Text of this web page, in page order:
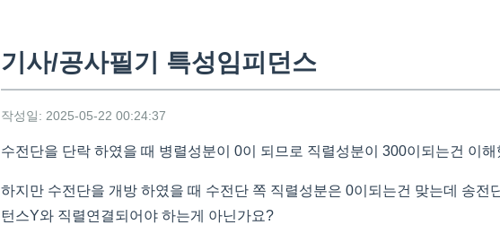
기사/공사필기 특성임피던스
작성일: 2025-05-22 00:24:37
수전단을 단락 하였을 때 병렬성분이 0이 되므로 직렬성분이 300이되는건 이해
하지만 수전단을 개방 하였을 때 수전단 쪽 직렬성분은 0이되는건 맞는데 송전
턴스Y와 직렬연결되어야 하는게 아닌가요?